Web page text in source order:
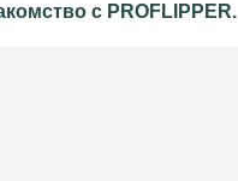
с PROFLIPPER.